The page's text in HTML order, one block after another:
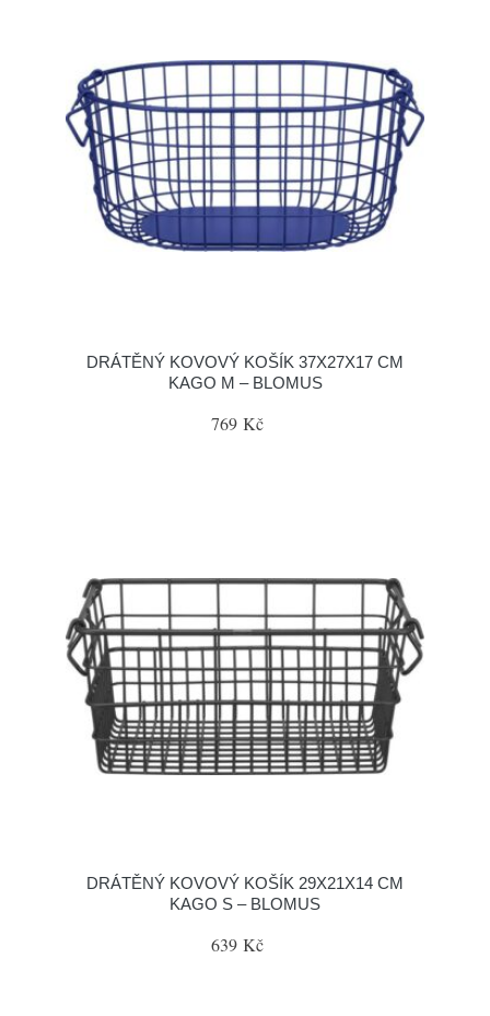
DRÁTĚNÝ KOVOVÝ KOŠÍK 37X27X17 CM
KAGO M – BLOMUS
769 Kč
DRÁTĚNÝ KOVOVÝ KOŠÍK 29X21X14 CM
KAGO S – BLOMUS
639 Kč